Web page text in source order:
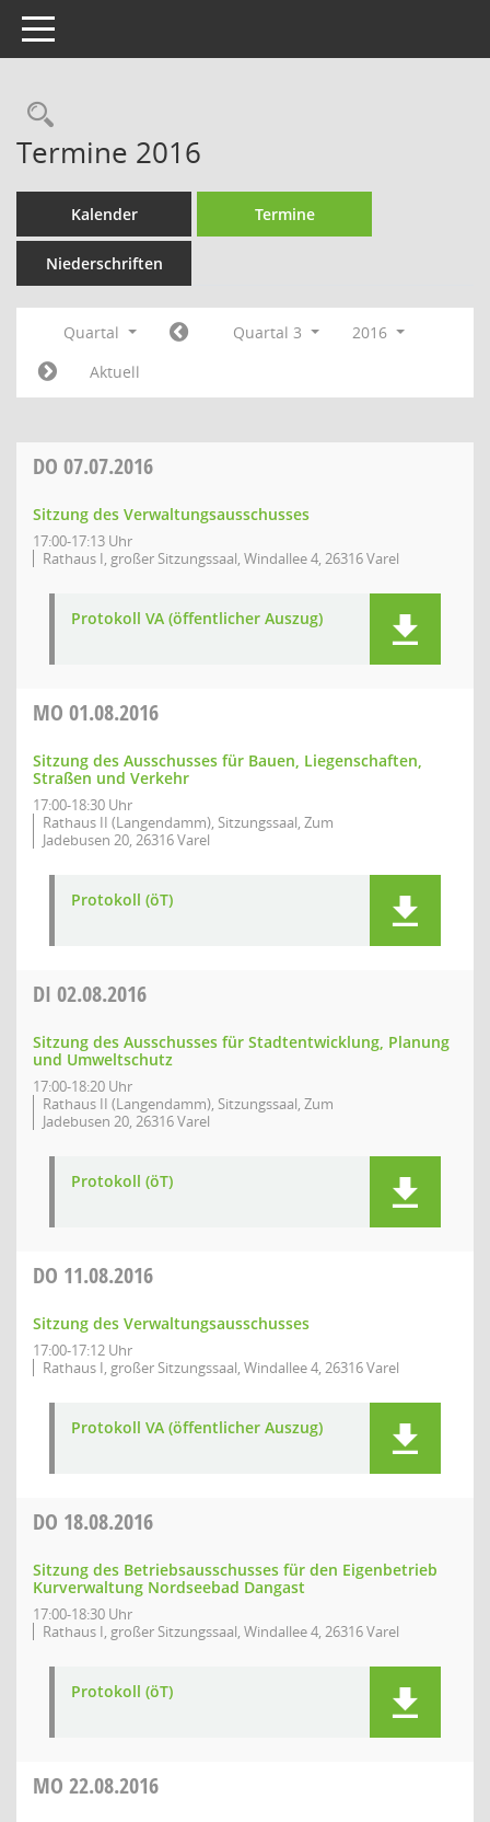
Toggle navigation
Rechercheauswahl
Termine 2016
Kalender Termine
Niederschriften
Quartal Quartal 3
2016
Aktuell
DO 07.07.2016
Sitzung des Verwaltungsausschusses
17:00-17:13 Uhr
Rathaus I, großer Sitzungssaal, Windallee 4, 26316 Varel
Protokoll VA (öffentlicher Auszug)
MO 01.08.2016
Sitzung des Ausschusses für Bauen, Liegenschaften,
Straßen und Verkehr
17:00-18:30 Uhr
Rathaus II (Langendamm), Sitzungssaal, Zum
Jadebusen 20, 26316 Varel
Protokoll (öT)
DI 02.08.2016
Sitzung des Ausschusses für Stadtentwicklung, Planung
und Umweltschutz
17:00-18:20 Uhr
Rathaus II (Langendamm), Sitzungssaal, Zum
Jadebusen 20, 26316 Varel
Protokoll (öT)
DO 11.08.2016
Sitzung des Verwaltungsausschusses
17:00-17:12 Uhr
Rathaus I, großer Sitzungssaal, Windallee 4, 26316 Varel
Protokoll VA (öffentlicher Auszug)
DO 18.08.2016
Sitzung des Betriebsausschusses für den Eigenbetrieb
Kurverwaltung Nordseebad Dangast
17:00-18:30 Uhr
Rathaus I, großer Sitzungssaal, Windallee 4, 26316 Varel
Protokoll (öT)
MO 22.08.2016